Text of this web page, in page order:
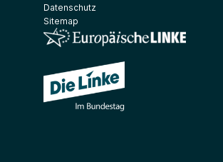
Datenschutz
Sitemap
(Link